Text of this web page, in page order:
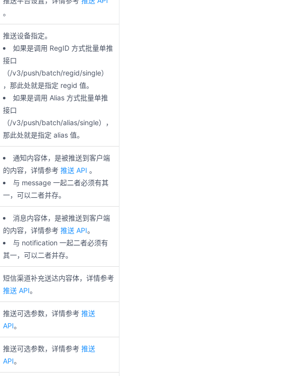
。
推送设备指定。
如果是调用 RegID 方式批量单推
接口
（/v3/push/batch/regid/single）
，那此处就是指定 regid 值。
如果是调用 Alias 方式批量单推
接口
（/v3/push/batch/alias/single），
那此处就是指定 alias 值。
通知内容体，是被推送到客户端
的内容，详情参考 推送 API 。
与 message 一起二者必须有其
一，可以二者并存。
消息内容体，是被推送到客户端
的内容，详情参考 推送 API。
与 notification 一起二者必须有
其一，可以二者并存。
短信渠道补充送达内容体，详情参考
推送 API。
推送可选参数，详情参考 推送
API。
推送可选参数，详情参考 推送
API。